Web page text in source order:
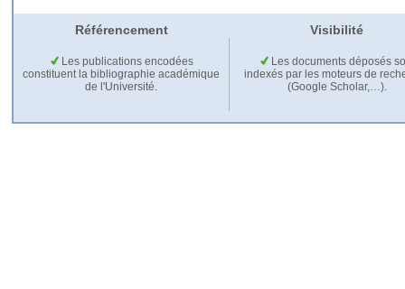
Référencement Visibilité
Les publications encodées
constituent la bibliographie académique
de l'Université.
Les documents déposés
indexés par les moteurs de
(Google Scholar,…).